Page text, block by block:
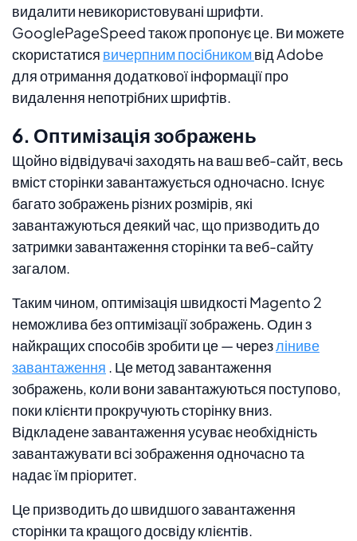
видалити невикористовувані шрифти.
GooglePageSpeed ​​також пропонує це. Ви можете
скористатися вичерпним посібникомвід Adobe
для отримання додаткової інформації про
видалення непотрібних шрифтів.
6. Оптимізація зображень
Щойно відвідувачі заходять на ваш веб-сайт, весь
вміст сторінки завантажується одночасно. Існує
багато зображень різних розмірів, які
завантажуються деякий час, що призводить до
затримки завантаження сторінки та веб-сайту
загалом.
Таким чином, оптимізація швидкості Magento 2
неможлива без оптимізації зображень. Один з
найкращих способів зробити це — черезліниве
завантаження . Це метод завантаження
зображень, коли вони завантажуються поступово,
поки клієнти прокручують сторінку вниз.
Відкладене завантаження усуває необхідність
завантажувати всі зображення одночасно та
надає їм пріоритет.
Це призводить до швидшого завантаження
сторінки та кращого досвіду клієнтів.